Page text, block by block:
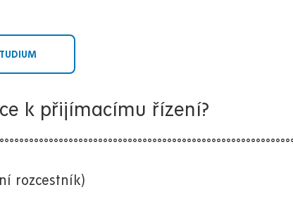
k přijímacímu řízení?
rozcestník)